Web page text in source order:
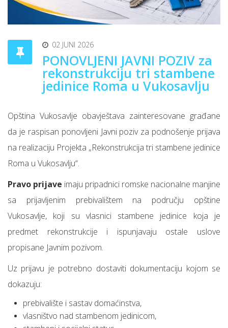
02 JUNI 2026
PONOVLJENI JAVNI POZIV za
rekonstrukciju tri stambene
jedinice Roma u Vukosavlju
Opština Vukosavlje obavještava zainteresovane građane
da je raspisan ponovljeni Javni poziv za podnošenje prijava
na realizaciju Projekta „Rekonstrukcija tri stambene jedinice
Roma u Vukosavlju“.
Pravo prijave imaju pripadnici romske nacionalne manjine
sa prijavljenim prebivalištem na području opštine
Vukosavlje, koji su vlasnici stambene jedinice koja je
predmet rekonstrukcije i ispunjavaju ostale uslove
propisane Javnim pozivom.
Uz prijavu je potrebno dostaviti dokumentaciju kojom se
dokazuju:
prebivalište i sastav domaćinstva,
vlasništvo nad stambenom jedinicom,